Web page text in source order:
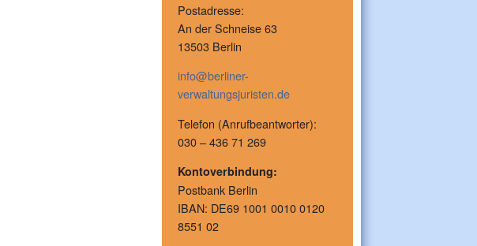
Postadresse:
An der Schneise 63
13503 Berlin
info@berliner-
verwaltungsjuristen.de
Telefon (Anrufbeantworter):
030 – 436 71 269
Kontoverbindung:
Postbank Berlin
IBAN: DE69 1001 0010 0120
8551 02